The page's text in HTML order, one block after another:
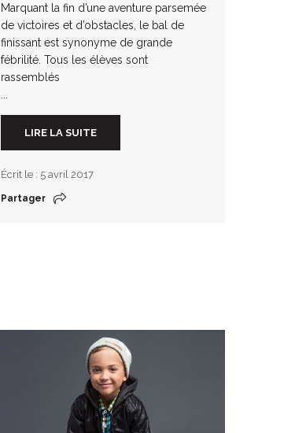
Marquant la fin d’une aventure parsemée
de victoires et d’obstacles, le bal de
finissant est synonyme de grande
fébrilité. Tous les élèves sont
rassemblés
LIRE LA SUITE
Écrit le : 5 avril 2017
Partager